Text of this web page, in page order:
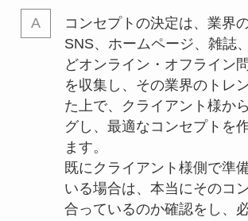
コンセプトの決定は、業界
SNS、ホームページ、雑誌
どオンライン・オフライン
を収集し、その業界のトレ
た上で、クライアント様か
グし、最適なコンセプトを
ます。
既にクライアント様側で準
いる場合は、本当にそのコ
合っているのか確認をし、